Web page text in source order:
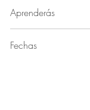
Aprenderás
¿Cuál es tu estilo?
Fechas